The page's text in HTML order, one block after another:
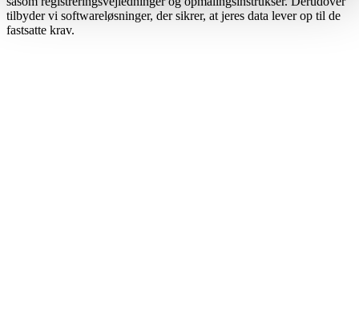
tilbyder vi softwareløsninger, der sikrer, at jeres data lever op til de
fastsatte krav.